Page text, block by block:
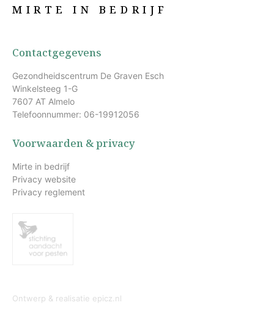
MIRTE IN BEDRIJF
Contactgegevens
Gezondheidscentrum De Graven Esch
Winkelsteeg 1-G
7607 AT Almelo
Telefoonnummer: 06-19912056
Voorwaarden & privacy
Mirte in bedrijf
Privacy website
Privacy reglement
Ontwerp & realisatie epicz.nl